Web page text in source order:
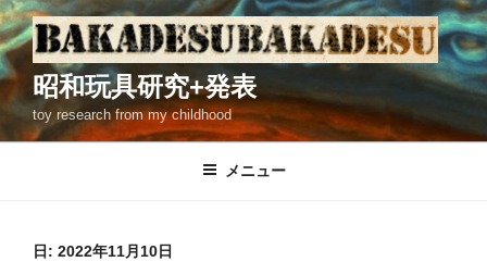
コ
ン
テ
ン
ツ
へ
昭和玩具研究+発表
toy research from my childhood
メニュー
日: 2022年11月10日